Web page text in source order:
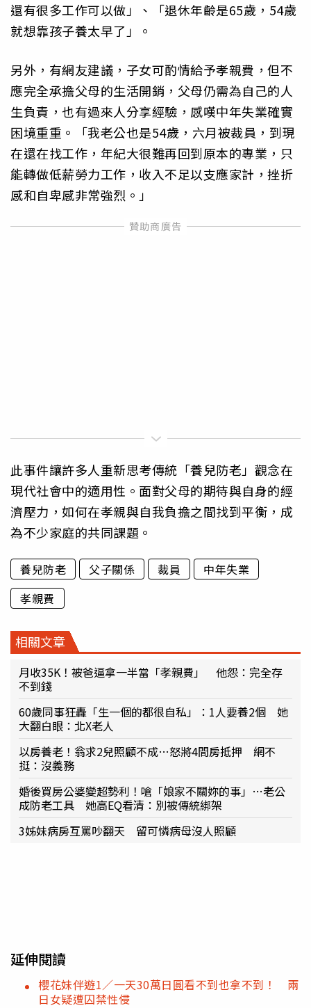
還有很多工作可以做」、「退休年齡是65歲，54歲
就想靠孩子養太早了」。
另外，有網友建議，子女可酌情給予孝親費，但不
應完全承擔父母的生活開銷，父母仍需為自己的人
生負責，也有過來人分享經驗，感嘆中年失業確實
困境重重。「我老公也是54歲，六月被裁員，到現
在還在找工作，年紀大很難再回到原本的專業，只
能轉做低薪勞力工作，收入不足以支應家計，挫折
感和自卑感非常強烈。」
此事件讓許多人重新思考傳統「養兒防老」觀念在
現代社會中的適用性。面對父母的期待與自身的經
濟壓力，如何在孝親與自我負擔之間找到平衡，成
為不少家庭的共同課題。
養兒防老 父子關係 裁員
中年失業
孝親費
相關文章
月收35K！被爸逼拿一半當「孝親費」 他怨：完全存
不到錢
60歲同事狂轟「生一個的都很自私」：1人要養2個 她
大翻白眼：北X老人
以房養老！翁求2兒照顧不成…怒將4間房抵押 網不
挺：沒義務
婚後買房公婆變超勢利！嗆「娘家不關妳的事」…老公
成防老工具 她高EQ看清：別被傳統綁架
3姊妹病房互罵吵翻天 留可憐病母沒人照顧
延伸閱讀
櫻花妹伴遊1／一天30萬日圓看不到也拿不到！ 兩
日女疑遭囚禁性侵